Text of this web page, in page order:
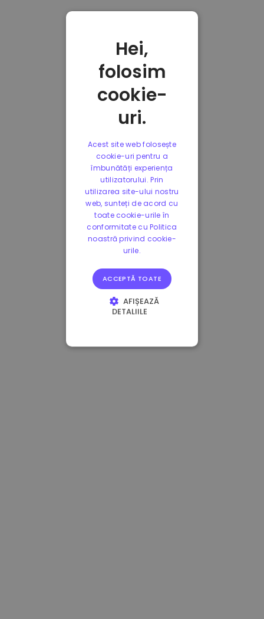
Hei,
folosim
cookie-
uri.
Acest site web folosește
cookie-uri pentru a
îmbunătăți experiența
utilizatorului. Prin
utilizarea site-ului nostru
web, sunteți de acord cu
toate cookie-urile în
conformitate cu Politica
noastră privind cookie-
urile.
ACCEPTĂ TOATE
AFIȘEAZĂ
DETALIILE